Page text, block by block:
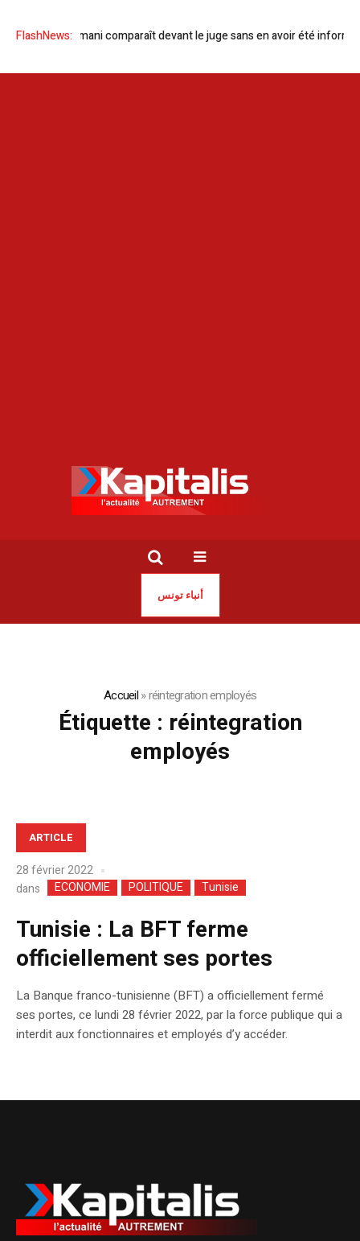
FlashNews:
Sonia Dahmani comparaît devant le juge sans en avoir été informée
أنباء تونس
Accueil»réintegration employés
Étiquette : réintegration
employés
ARTICLE
28 février 2022
dans
ECONOMIE POLITIQUE Tunisie
Tunisie : La BFT ferme
officiellement ses portes
La Banque franco-tunisienne (BFT) a officiellement fermé
ses portes, ce lundi 28 février 2022, par la force publique qui a
interdit aux fonctionnaires et employés d’y accéder.